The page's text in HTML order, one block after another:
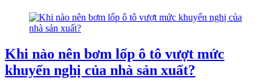
Khi nào nên bơm lốp ô tô vượt mức
khuyến nghị của nhà sản xuất?